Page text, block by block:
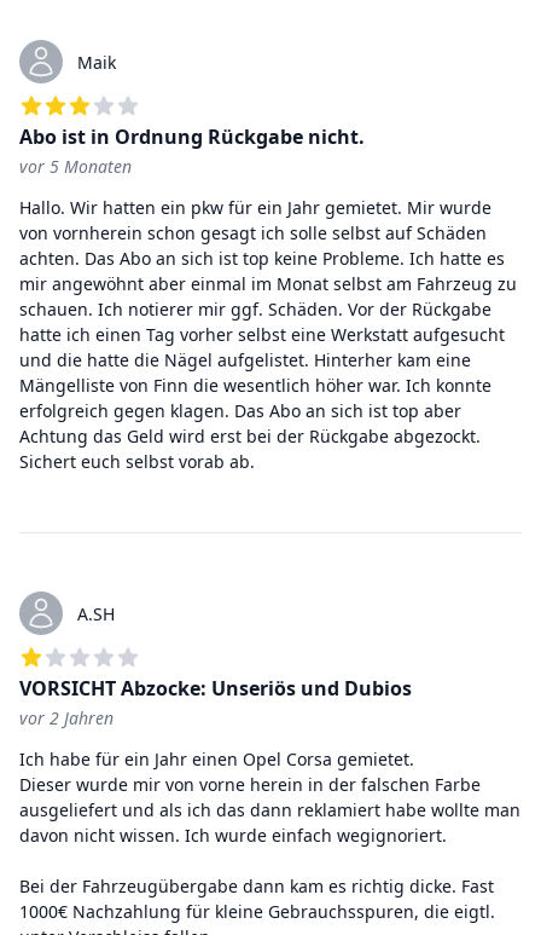
Kürzliche Bewertungen
Maik
Abo ist in Ordnung Rückgabe nicht.
vor 5 Monaten
Hallo. Wir hatten ein pkw für ein Jahr gemietet. Mir wurde
von vornherein schon gesagt ich solle selbst auf Schäden
achten. Das Abo an sich ist top keine Probleme. Ich hatte es
mir angewöhnt aber einmal im Monat selbst am Fahrzeug zu
schauen. Ich notierer mir ggf. Schäden. Vor der Rückgabe
hatte ich einen Tag vorher selbst eine Werkstatt aufgesucht
und die hatte die Nägel aufgelistet. Hinterher kam eine
Mängelliste von Finn die wesentlich höher war. Ich konnte
erfolgreich gegen klagen. Das Abo an sich ist top aber
Achtung das Geld wird erst bei der Rückgabe abgezockt.
Sichert euch selbst vorab ab.
A.SH
VORSICHT Abzocke: Unseriös und Dubios
vor 2 Jahren
Ich habe für ein Jahr einen Opel Corsa gemietet.
Dieser wurde mir von vorne herein in der falschen Farbe
ausgeliefert und als ich das dann reklamiert habe wollte man
davon nicht wissen. Ich wurde einfach wegignoriert.
Bei der Fahrzeugübergabe dann kam es richtig dicke. Fast
1000€ Nachzahlung für kleine Gebrauchsspuren, die eigtl.